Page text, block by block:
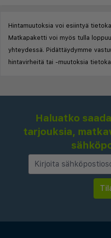
Hintamuutoksia voi esiintyä
Matkapaketti voi myös tulla
yhteydessä. Pidättäydymme
hintavirheitä tai -muutoksia
Haluatko
tarjouksia,